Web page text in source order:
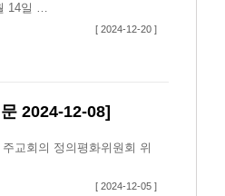
14일 …
[ 2024-12-20 ]
2024-12-08]
교회의 정의평화위원회 위
[ 2024-12-05 ]